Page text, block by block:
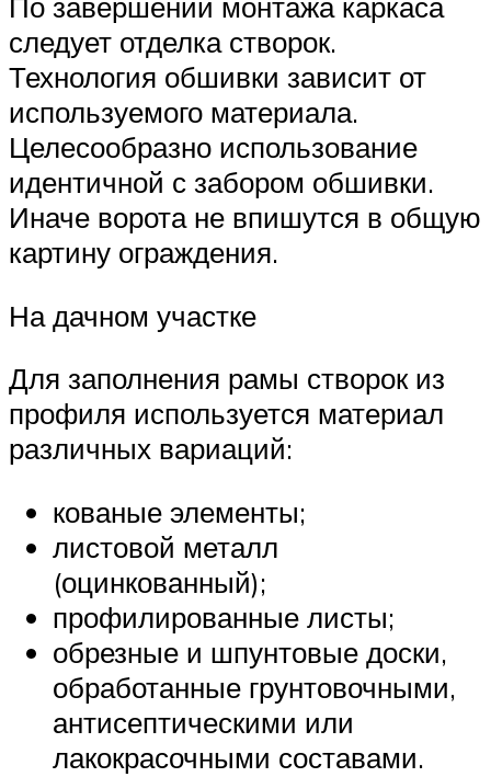
следует отделка створок.
Технология обшивки зависит от
используемого материала.
Целесообразно использование
идентичной с забором обшивки.
Иначе ворота не впишутся в общую
картину ограждения.
На дачном участке
Для заполнения рамы створок из
профиля используется материал
различных вариаций:
кованые элементы;
листовой металл
(оцинкованный);
профилированные листы;
обрезные и шпунтовые доски,
обработанные грунтовочными,
антисептическими или
лакокрасочными составами.